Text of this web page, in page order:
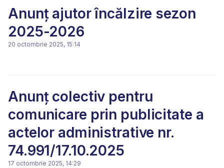
Anunț ajutor încălzire sezon
2025-2026
20 octombrie 2025, 15:14
Anunț colectiv pentru
comunicare prin publicitate a
actelor administrative nr.
74.991/17.10.2025
17 octombrie 2025, 14:29